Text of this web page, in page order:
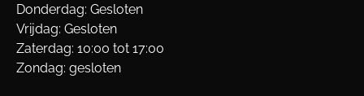
Donderdag: Gesloten
Vrijdag: Gesloten
Zaterdag: 10:00 tot 17:00
Zondag: gesloten